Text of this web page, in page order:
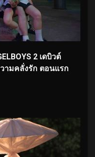
2 เดบิวต์
ามคลั่งรัก ตอนแรก